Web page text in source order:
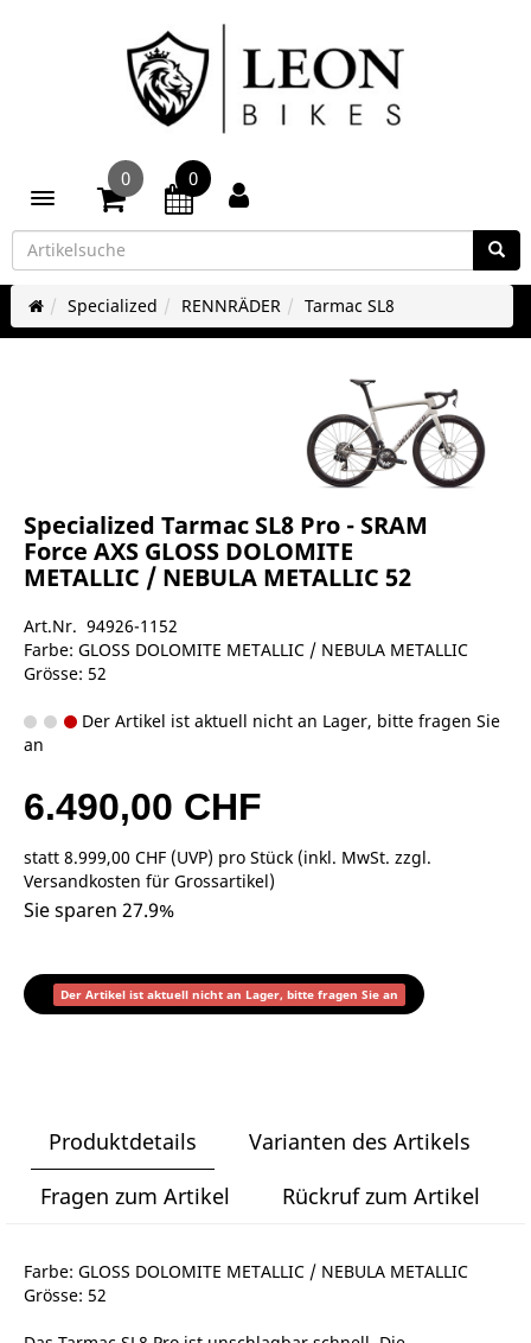
Toggle navigation
0 0
Specialized RENNRÄDER Tarmac SL8
Specialized Tarmac SL8 Pro - SRAM
Force AXS GLOSS DOLOMITE
METALLIC / NEBULA METALLIC 52
Art.Nr. 94926-1152
Farbe: GLOSS DOLOMITE METALLIC / NEBULA METALLIC
Grösse: 52
Der Artikel ist aktuell nicht an Lager, bitte fragen Sie
an
6.490,00 CHF
statt 8.999,00 CHF (UVP) pro Stück (inkl. MwSt. zzgl.
Versandkosten für Grossartikel)
Sie sparen 27.9%
Der Artikel ist aktuell nicht an Lager, bitte fragen Sie an
Produktdetails
Varianten des Artikels
Fragen zum Artikel
Rückruf zum Artikel
Farbe: GLOSS DOLOMITE METALLIC / NEBULA METALLIC
Grösse: 52